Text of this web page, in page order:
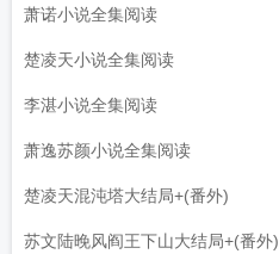
萧诺小说全集阅读
楚凌天小说全集阅读
李湛小说全集阅读
萧逸苏颜小说全集阅读
楚凌天混沌塔大结局+(番外)
苏文陆晚风阎王下山大结局+(番外)